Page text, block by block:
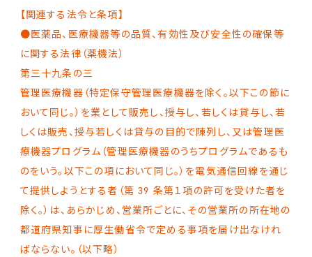
【関連する法令と条項】
●医薬品、医療機器等の品質、有効性及び安全性の確保等
に関する法律（薬機法）
第三十九条の三
管理医療機器（特定保守管理医療機器を除く。以下この節に
おいて同じ。）を業として販売し、授与し、若しくは貸与し、若
しくは販売、授与若しくは貸与の目的で陳列し、又は管理医
療機器プログラム（管理医療機器のうちプログラムであるも
のをいう。以下この項において同じ。）を電気通信回線を通じ
て提供しようとする者（第 39 条第１項の許可を受けた者を
除く。）は、あらかじめ、営業所ごとに、その営業所の所在地の
都道府県知事に厚生働省令で定める事項を届け出なけれ
ばならない。（以下略）